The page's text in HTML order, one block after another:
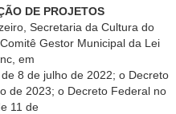
DE PROJETOS
Secretaria da Cultura do
Gestor Municipal da Lei
em
8 de julho de 2022; o Decreto
de 2023; o Decreto Federal no
11 de